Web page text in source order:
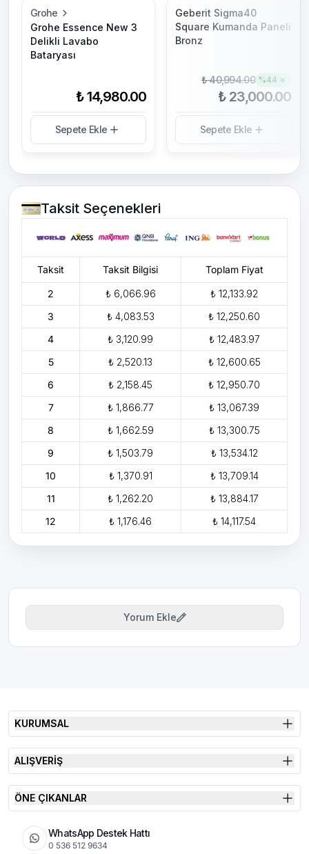
Grohe
Grohe Essence New 3
Delikli Lavabo
Bataryası
₺ 14,980.00
Sepete Ekle
Geberit Sigma40
Square Kumanda Paneli
Bronz
₺ 40,994.00 %44
₺ 23,000.00
Sepete Ekle
Taksit Seçenekleri
Taksit Taksit Bilgisi Toplam Fiyat
2 ₺ 6,066.96
₺ 12,133.92
3
₺ 4,083.53
₺ 12,250.60
4
₺ 3,120.99
₺ 12,483.97
5
₺ 2,520.13
₺ 12,600.65
6
₺ 2,158.45
₺ 12,950.70
7
₺ 1,866.77
₺ 13,067.39
8
₺ 1,662.59
₺ 13,300.75
9
₺ 1,503.79
₺ 13,534.12
10
₺ 1,370.91
₺ 13,709.14
11
₺ 1,262.20
₺ 13,884.17
12
₺ 1,176.46 ₺ 14,117.54
Yorum Ekle
KURUMSAL
ALIŞVERİŞ
ÖNE ÇIKANLAR
WhatsApp Destek Hattı
0 536 512 9634